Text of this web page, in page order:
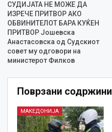
СУДИЈАТА НЕ МОЖЕ ДА
ИЗРЕЧЕ ПРИТВОР АКО
ОБВИНИТЕЛОТ БАРА КУЌЕН
ПРИТВОР Јошевска
Анастасовска од Судскиот
совет му одговори на
министерот Филков
Поврзани содржини
МАКЕДОНИЈА